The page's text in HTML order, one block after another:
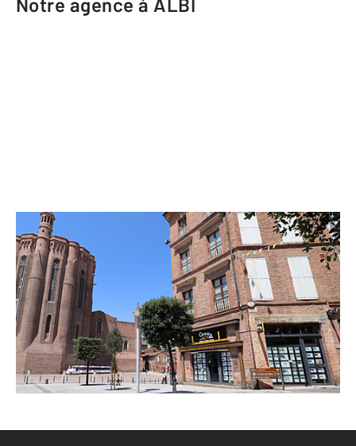
CENTURY 21 Agence Sainte-Cécile
5 place Sainte-Cécile
ALBI - 81000
Envoyer un message
Téléphoner à l'agence